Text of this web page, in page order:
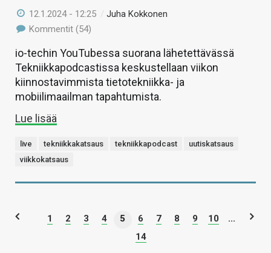
12.1.2024 - 12:25 /Juha Kokkonen
Kommentit (54)
io-techin YouTubessa suorana lähetettävässä
Tekniikkapodcastissa keskustellaan viikon
kiinnostavimmista tietotekniikka- ja
mobiilimaailman tapahtumista.
Lue lisää
live tekniikkakatsaus tekniikkapodcast
uutiskatsaus
viikkokatsaus
1 2 3 4 5 6 7 8 9 10
...
14